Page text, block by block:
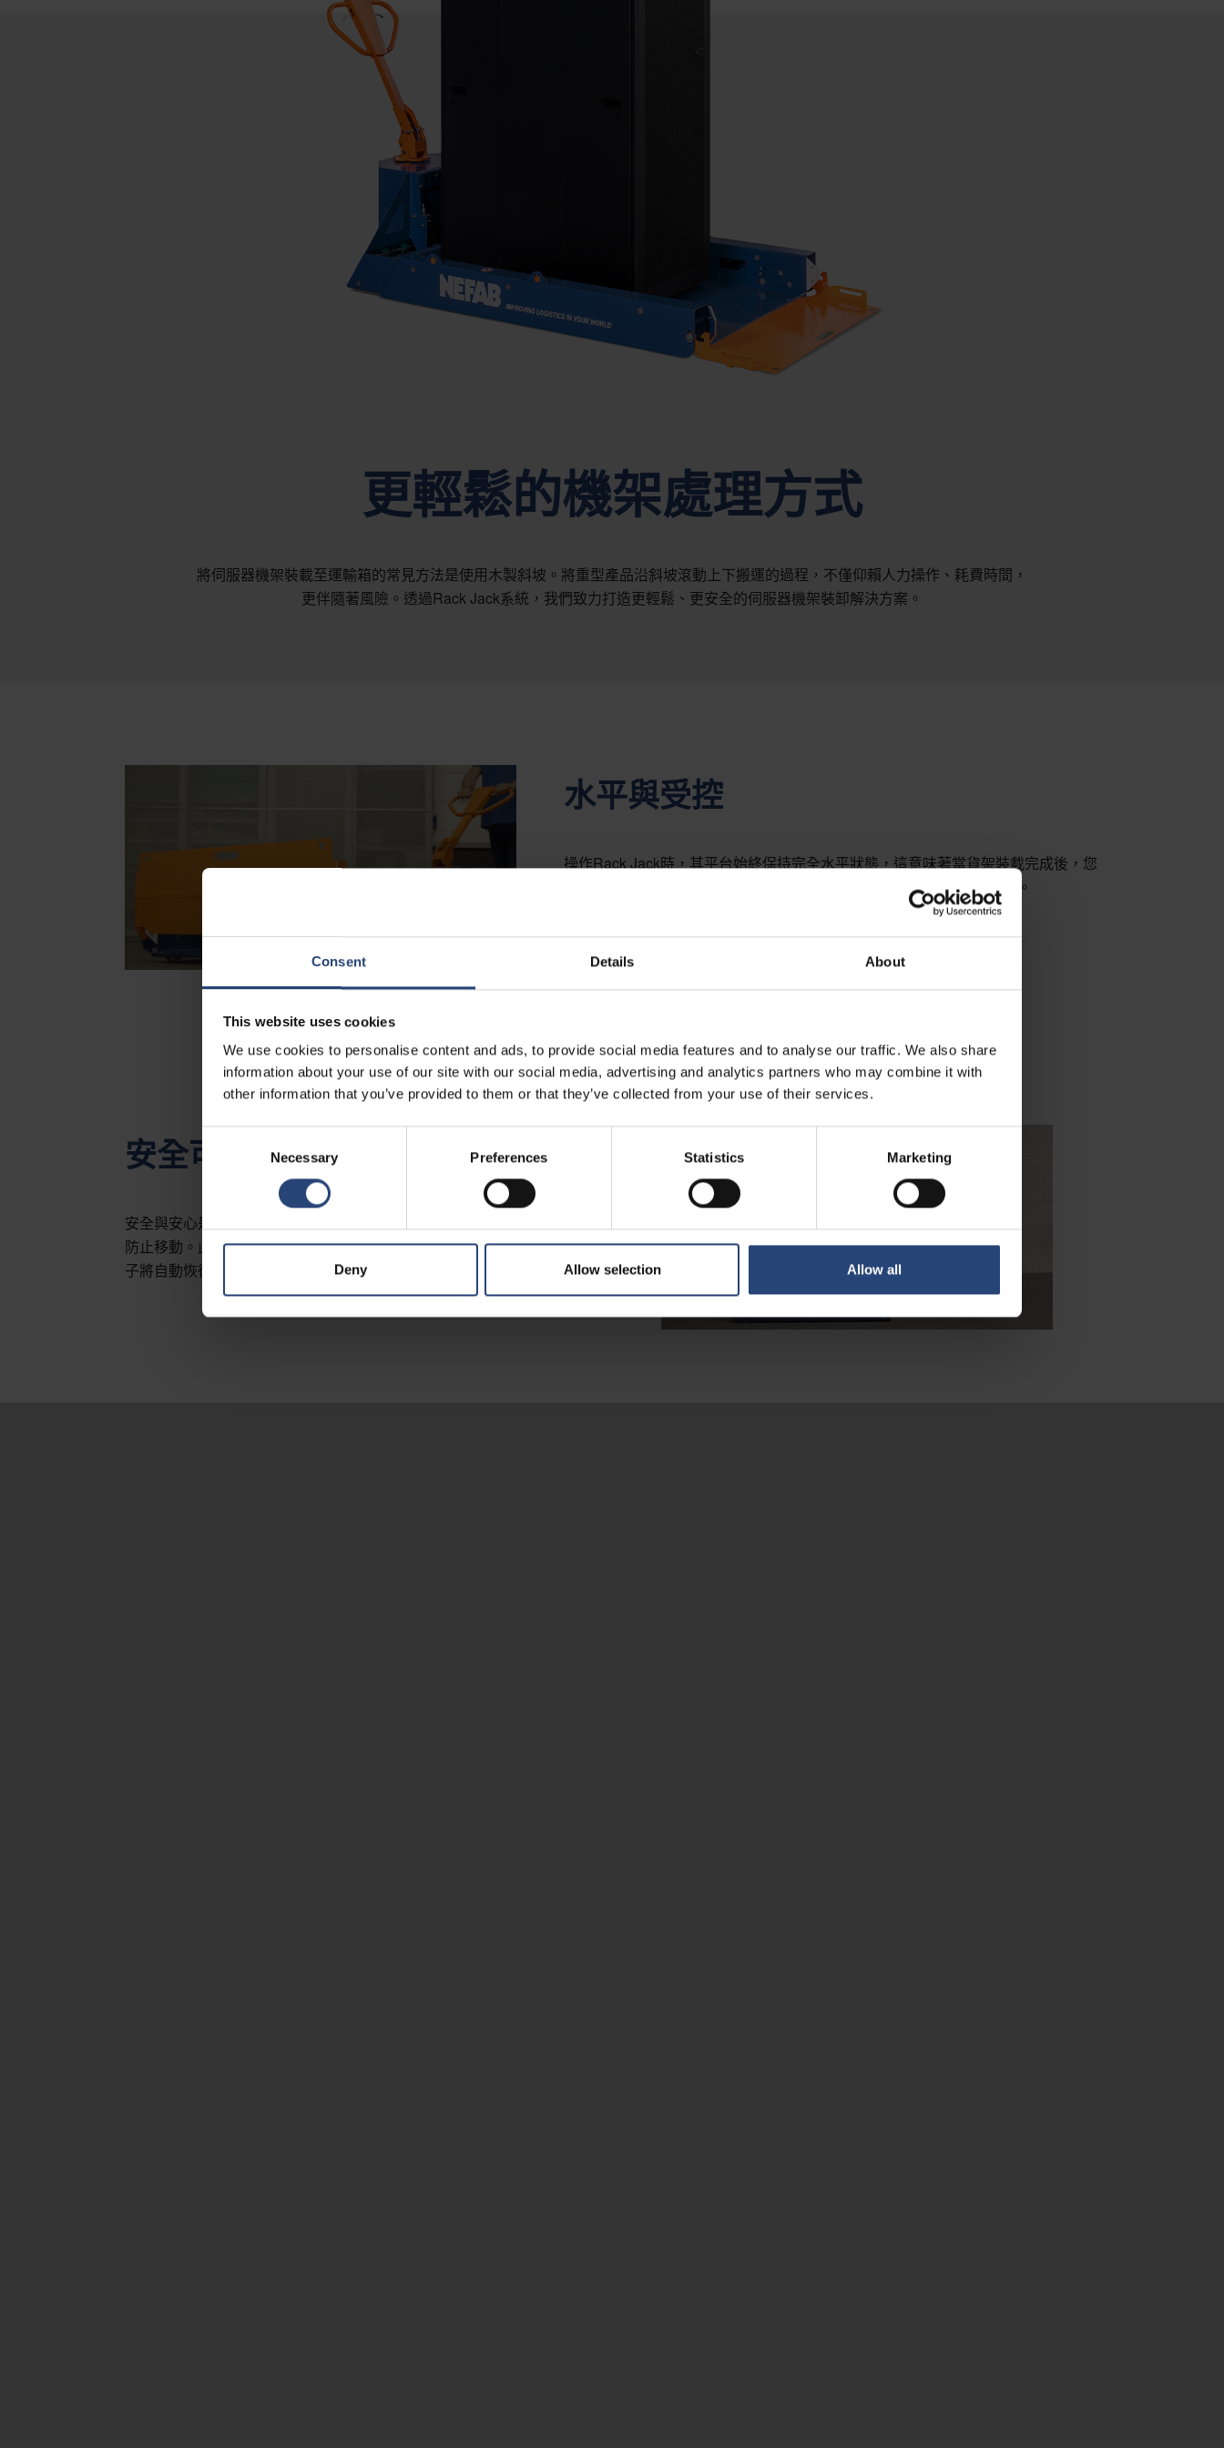
Consent Details About
This website uses cookies
We use cookies to personalise content and ads, to provide social media features and to analyse our traffic. We also share
information about your use of our site with our social media, advertising and analytics partners who may combine it with
other information that you’ve provided to them or that they’ve collected from your use of their services.
Selection
Necessary Preferences Statistics Marketing
Deny Allow selection Allow all
更輕鬆的機架處理方式
將伺服器機架裝載至運輸箱的常見方法是使用木製斜坡。將重型產品沿斜坡滾動上下搬運的過程，不僅仰賴人力操作、耗費時間，
更伴隨著風險。透過Rack Jack系統，我們致力打造更輕鬆、更安全的伺服器機架裝卸解決方案。
水平與受控
操作Rack Jack時，其平台始終保持完全水平狀態，這意味著當貨架裝載完成後，您
可安心地控制升降動作。此外，在最低位置時，平台距離地面僅20毫米。
安全可靠
安全與安心是Rack Jack設計時的重要考量，當載貨平台承重時，其輪子會自動鎖定
防止移動。此時只需拉動手柄上的拉桿，即可安全移動Rack Jack；鬆開拉桿後，輪
子將自動恢復鎖定狀態。